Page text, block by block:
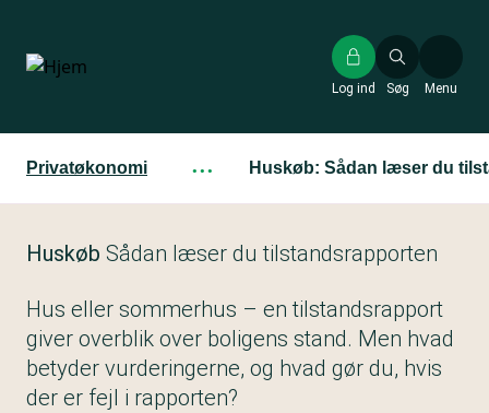
hovedindhold
Søg
Log ind Menu
Privatøkonomi ··· Huskøb: Sådan læser du
Huskøb Sådan læser du tilstandsrapporten
Hus eller sommerhus – en tilstandsrapport
giver overblik over boligens stand. Men hvad
betyder vurderingerne, og hvad gør du, hvis
der er fejl i rapporten?